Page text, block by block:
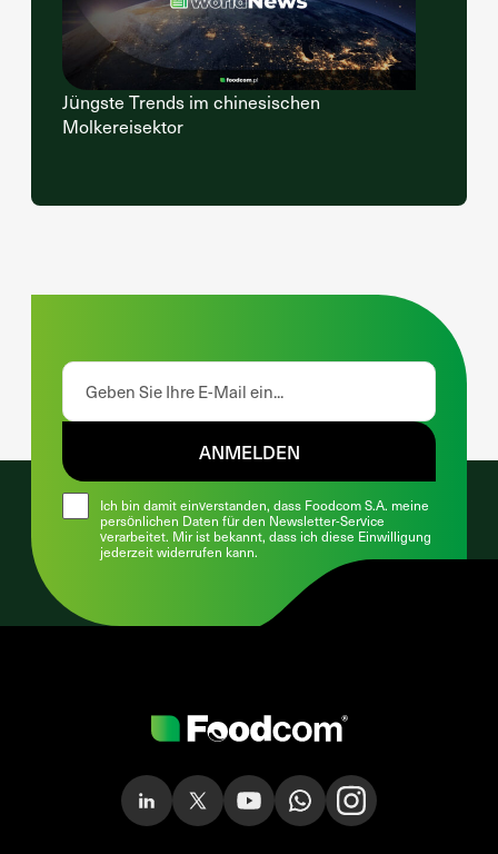
Jüngste Trends im chinesischen
Molkereisektor
Ich bin damit einverstanden, dass Foodcom S.A. meine
persönlichen Daten für den Newsletter-Service
verarbeitet. Mir ist bekannt, dass ich diese Einwilligung
jederzeit widerrufen kann.
ANMELDEN